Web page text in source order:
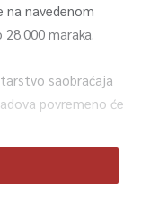
na navedenom
maraka.
saobraćaja
povremeno će
i u blizini ostalih